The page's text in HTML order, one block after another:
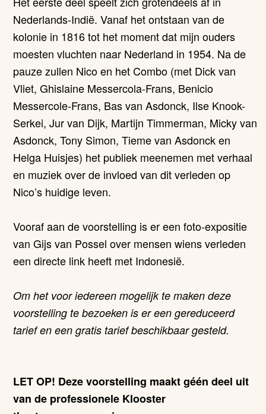
Nederlands-Indië. Vanaf het ontstaan van de
kolonie in 1816 tot het moment dat mijn ouders
moesten vluchten naar Nederland in 1954. Na de
pauze zullen Nico en het Combo (met Dick van
Vliet, Ghislaine Messercola-Frans, Benicio
Messercole-Frans, Bas van Asdonck, Ilse Knook-
Serkei, Jur van Dijk, Martijn Timmerman, Micky van
Asdonck, Tony Simon, Tieme van Asdonck en
Helga Huisjes) het publiek meenemen met verhaal
en muziek over de invloed van dit verleden op
Nico’s huidige leven.
Vooraf aan de voorstelling is er een foto-expositie
van Gijs van Possel over mensen wiens verleden
een directe link heeft met Indonesië.
Om het voor iedereen mogelijk te maken deze
voorstelling te bezoeken is er een gereduceerd
tarief en een gratis tarief beschikbaar gesteld.
LET OP! Deze voorstelling maakt géén deel uit
van de professionele Klooster